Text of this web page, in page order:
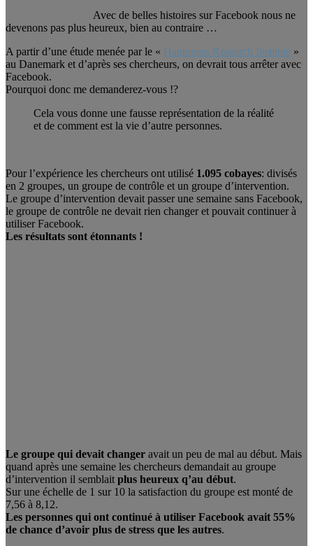
Avec de belles histoires sur Facebook nous ne
devenons pas plus heureux, bien au contraire …
A partir d’une étude menée par le « Happiness Research Institute »
au Danemark et d’après ses chercheurs, on devrait tous arrêter avec
Facebook.
Pourquoi donc me demanderez-vous !?
Cela vous donne une fausse représentation de la réalité
et de comment est la vie d’autre personnes.
Pour l’expérience les chercheurs ont utilisé 1.095 cobayes: divisés
en 2 groupes, un groupe de contrôle et un groupe d’intervention.
Le groupe d’intervention devait passer une semaine sans Facebook,
le groupe de contrôle ne devait rien changer et pouvait continuer à
utiliser Facebook.
Les résultats sont étonnants !
Le groupe qui devait changer avait un peu de mal au début. Mais
quand après une semaine les chercheurs demandait au groupe
d’intervention il semblait plus heureux q’au début.
Sur une échelle de 1 sur 10 la satisfaction du groupe est monté de
7,56 à 8,12.
Les personnes qui ont continué à utiliser Facebook avait 55%
de chance d’avoir plus de stress que les autres.